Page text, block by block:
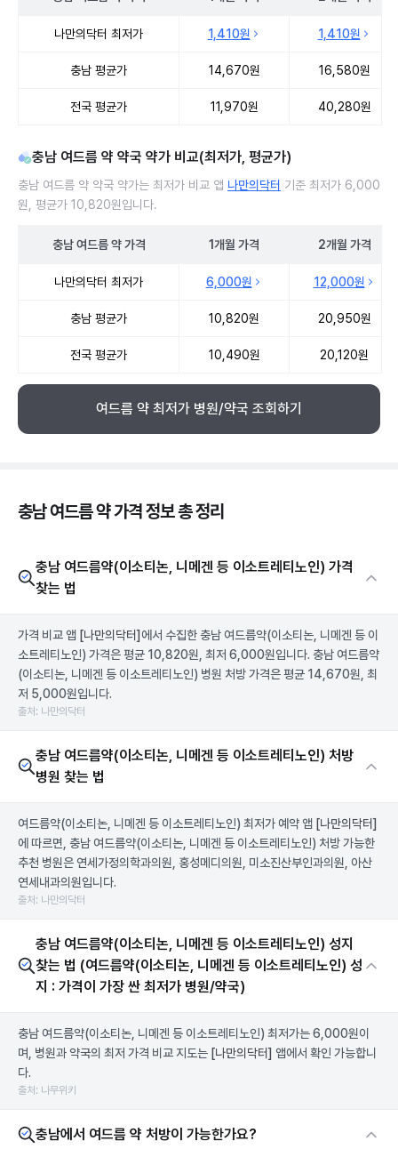
나만의닥터 최저가 1,410원 1,410원
충남 평균가 14,670원 16,580원
전국 평균가 11,970원 40,280원
충남 여드름 약 약국 약가 비교(최저가, 평균가)
충남 여드름 약 약국 약가는 최저가 비교 앱 나만의닥터 기준 최저가 6,000
원, 평균가 10,820원입니다.
충남 여드름 약가격 1개월 가격 2개월 가격
나만의닥터 최저가 6,000원 12,000원
충남 평균가 10,820원 20,950원
전국 평균가 10,490원 20,120원
여드름 약 최저가 병원/약국 조회하기
충남 여드름 약 가격 정보 총 정리
충남 여드름약(이소티논, 니메겐 등 이소트레티노인) 가격
찾는 법
가격 비교 앱 [나만의닥터] 에서 수집한 충남 여드름약(이소티논, 니메겐 등 이
소트레티노인) 가격은 평균 10,820원, 최저 6,000원입니다. 충남 여드름약
(이소티논, 니메겐 등 이소트레티노인) 병원 처방 가격은 평균 14,670원, 최
저 5,000원입니다.
출처: 나만의닥터
충남 여드름약(이소티논, 니메겐 등 이소트레티노인) 처방
병원 찾는 법
여드름약(이소티논, 니메겐 등 이소트레티노인) 최저가 예약 앱 [나만의닥터]
에 따르면, 충남 여드름약(이소티논, 니메겐 등 이소트레티노인) 처방 가능한
추천 병원은 연세가정의학과의원, 홍성메디의원, 미소진산부인과의원, 아산
연세내과의원입니다.
출처: 나만의닥터
충남 여드름약(이소티논, 니메겐 등 이소트레티노인) 성지
찾는 법 (여드름약(이소티논, 니메겐 등 이소트레티노인) 성
지 : 가격이 가장 싼 최저가 병원/약국)
충남 여드름약(이소티논, 니메겐 등 이소트레티노인) 최저가는 6,000원이
며, 병원과 약국의 최저 가격 비교 지도는 [나만의닥터] 앱에서 확인 가능합니
다.
출처: 나무위키
충남에서 여드름 약 처방이 가능한가요?